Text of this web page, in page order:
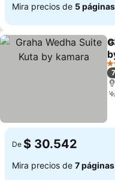
Mira precios de 5 páginas
3
De $ 30.542
Mira precios de 7 páginas